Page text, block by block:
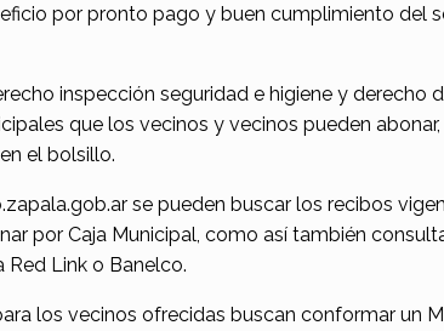
por pronto pago y buen cumplimiento del
inspección seguridad e higiene y derecho
que los vecinos y vecinos pueden
el bolsillo.
se pueden buscar los recibos
por Caja Municipal, como así también
Link o Banelco.
los vecinos ofrecidas buscan conformar un